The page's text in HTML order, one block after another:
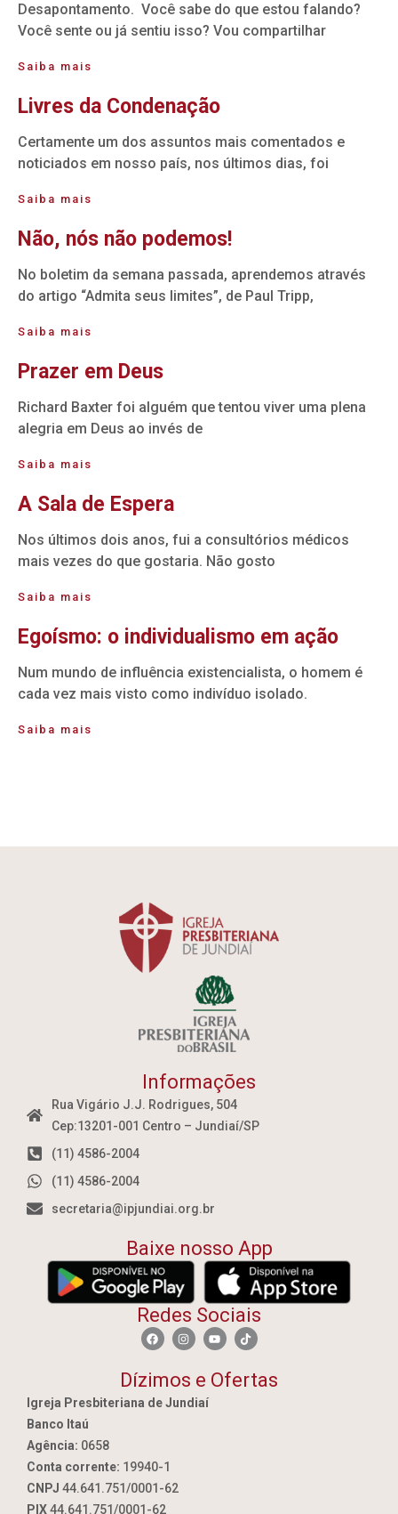
Desapontamento. Você sabe do que estou falando?
Você sente ou já sentiu isso? Vou compartilhar
Saiba mais
Livres da Condenação
Certamente um dos assuntos mais comentados e
noticiados em nosso país, nos últimos dias, foi
Saiba mais
Não, nós não podemos!
No boletim da semana passada, aprendemos através
do artigo “Admita seus limites”, de Paul Tripp,
Saiba mais
Prazer em Deus
Richard Baxter foi alguém que tentou viver uma plena
alegria em Deus ao invés de
Saiba mais
A Sala de Espera
Nos últimos dois anos, fui a consultórios médicos
mais vezes do que gostaria. Não gosto
Saiba mais
Egoísmo: o individualismo em ação
Num mundo de influência existencialista, o homem é
cada vez mais visto como indivíduo isolado.
Saiba mais
Informações
Rua Vigário J.J. Rodrigues, 504
Cep:13201-001 Centro – Jundiaí/SP
(11) 4586-2004
(11) 4586-2004
secretaria@ipjundiai.org.br
Baixe nosso App
Redes Sociais
Dízimos e Ofertas
Igreja Presbiteriana de Jundiaí
Banco Itaú
Agência: 0658
Conta corrente: 19940-1
CNPJ 44.641.751/0001-62
PIX44.641.751/0001-62